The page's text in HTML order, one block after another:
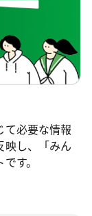
て必要な情報
映し、「みん
す。